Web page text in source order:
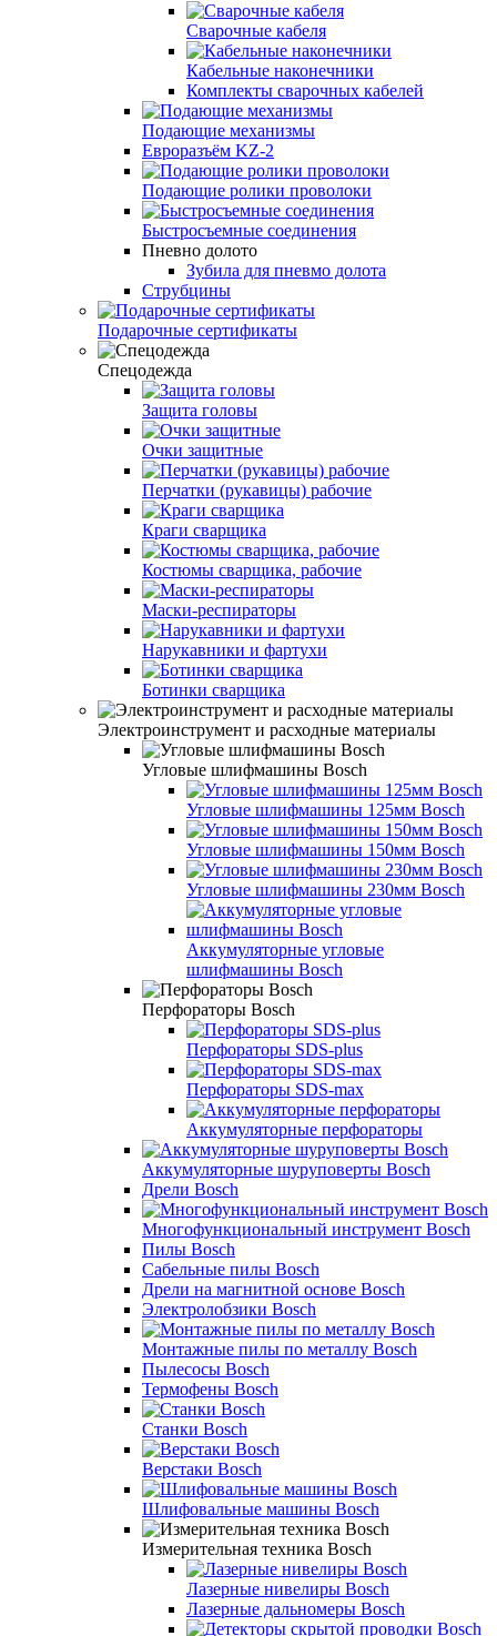
Сварочные кабеля
Кабельные наконечники
Комплекты сварочных кабелей
Подающие механизмы
Евроразъём KZ-2
Подающие ролики проволоки
Быстросъемные соединения
Пневно долото
Зубила для пневмо долота
Струбцины
Подарочные сертификаты
Спецодежда
Защита головы
Очки защитные
Перчатки (рукавицы) рабочие
Краги сварщика
Костюмы сварщика, рабочие
Маски-респираторы
Нарукавники и фартухи
Ботинки сварщика
Электроинструмент и расходные материалы
Угловые шлифмашины Bosch
Угловые шлифмашины 125мм Bosch
Угловые шлифмашины 150мм Bosch
Угловые шлифмашины 230мм Bosch
Аккумуляторные угловые
шлифмашины Bosch
Перфораторы Bosch
Перфораторы SDS-plus
Перфораторы SDS-max
Аккумуляторные перфораторы
Аккумуляторные шуруповерты Bosch
Дрели Bosch
Многофункциональный инструмент Bosch
Пилы Bosch
Сабельные пилы Bosch
Дрели на магнитной основе Bosch
Электролобзики Bosch
Монтажные пилы по металлу Bosch
Пылесосы Bosch
Термофены Bosch
Станки Bosch
Верстаки Bosch
Шлифовальные машины Bosch
Измерительная техника Bosch
Лазерные нивелиры Bosch
Лазерные дальномеры Bosch